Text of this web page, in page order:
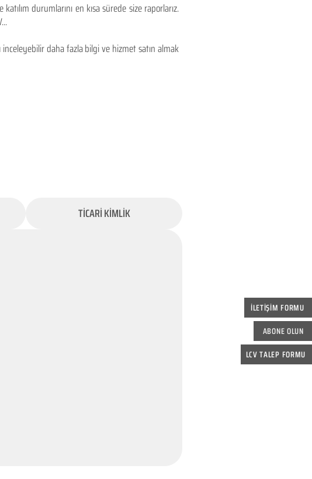
İLETİŞİM FORMU
ABONE OLUN
LCV TALEP FORMU
durumlarını en kısa sürede size raporlarız.
daha fazla bilgi ve hizmet satın almak
TİCARİ KİMLİK